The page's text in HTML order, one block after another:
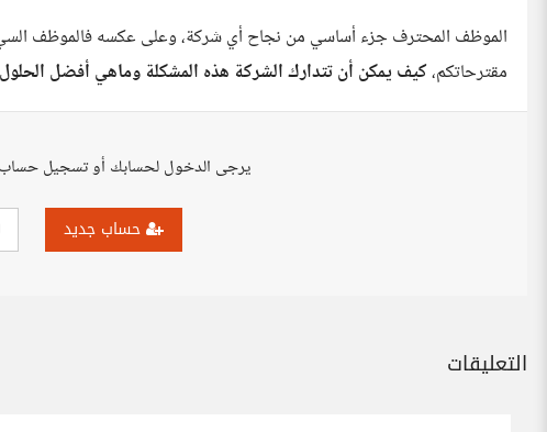
الموظف المحترف جزء أساسي من نجاح أي شركة، وعلى عكسه فالموظف
مقترحاتكم،كيف يمكن أن تتدارك الشركة هذه المشكلة وماهي أفضل الحلول
يرجى الدخول لحسابك أو تسجيل حساب
حساب جديد
التعليقات